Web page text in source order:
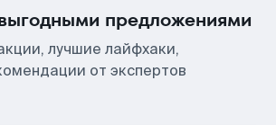
предложениями
лучшие лайфхаки,
от экспертов